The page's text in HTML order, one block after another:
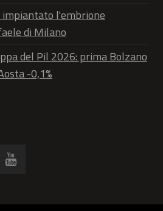
l'embrione
di Milano
del Pil 2026: prima Bolzano
-0,1%